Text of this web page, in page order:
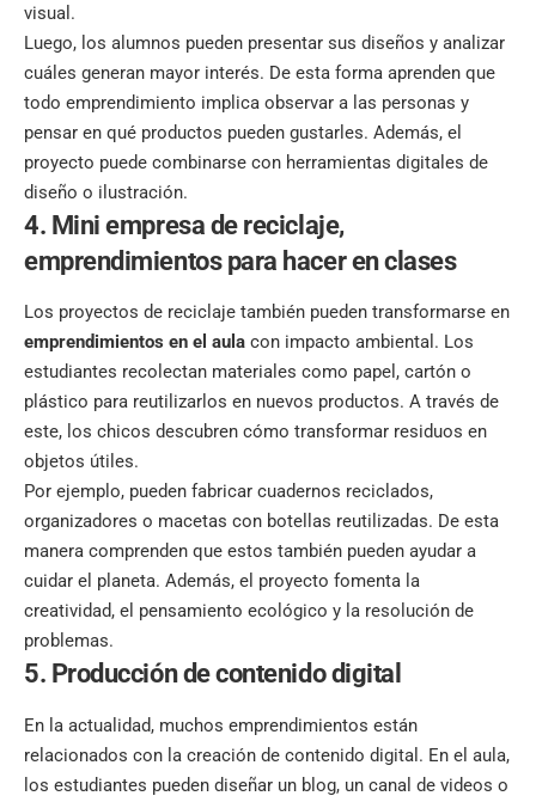
visual.
Luego, los alumnos pueden presentar sus diseños y analizar
cuáles generan mayor interés. De esta forma aprenden que
todo emprendimiento implica observar a las personas y
pensar en qué productos pueden gustarles. Además, el
proyecto puede combinarse con herramientas digitales de
diseño o ilustración.
4. Mini empresa de reciclaje,
emprendimientos para hacer en clases
Los proyectos de reciclaje también pueden transformarse en
emprendimientos en el aula con impacto ambiental. Los
estudiantes recolectan materiales como papel, cartón o
plástico para reutilizarlos en nuevos productos. A través de
este, los chicos descubren cómo transformar residuos en
objetos útiles.
Por ejemplo, pueden fabricar cuadernos reciclados,
organizadores o macetas con botellas reutilizadas. De esta
manera comprenden que estos también pueden ayudar a
cuidar el planeta. Además, el proyecto fomenta la
creatividad, el pensamiento ecológico y la resolución de
problemas.
5. Producción de contenido digital
En la actualidad, muchos emprendimientos están
relacionados con la creación de contenido digital. En el aula,
los estudiantes pueden diseñar un blog, un canal de videos o